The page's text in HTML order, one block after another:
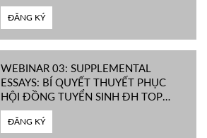
ĐĂNG KÝ
WEBINAR 03: SUPPLEMENTAL
ESSAYS: BÍ QUYẾT THUYẾT PHỤC
HỘI ĐỒNG TUYỂN SINH ĐH TOP
ĐẦU MỸ
ĐĂNG KÝ